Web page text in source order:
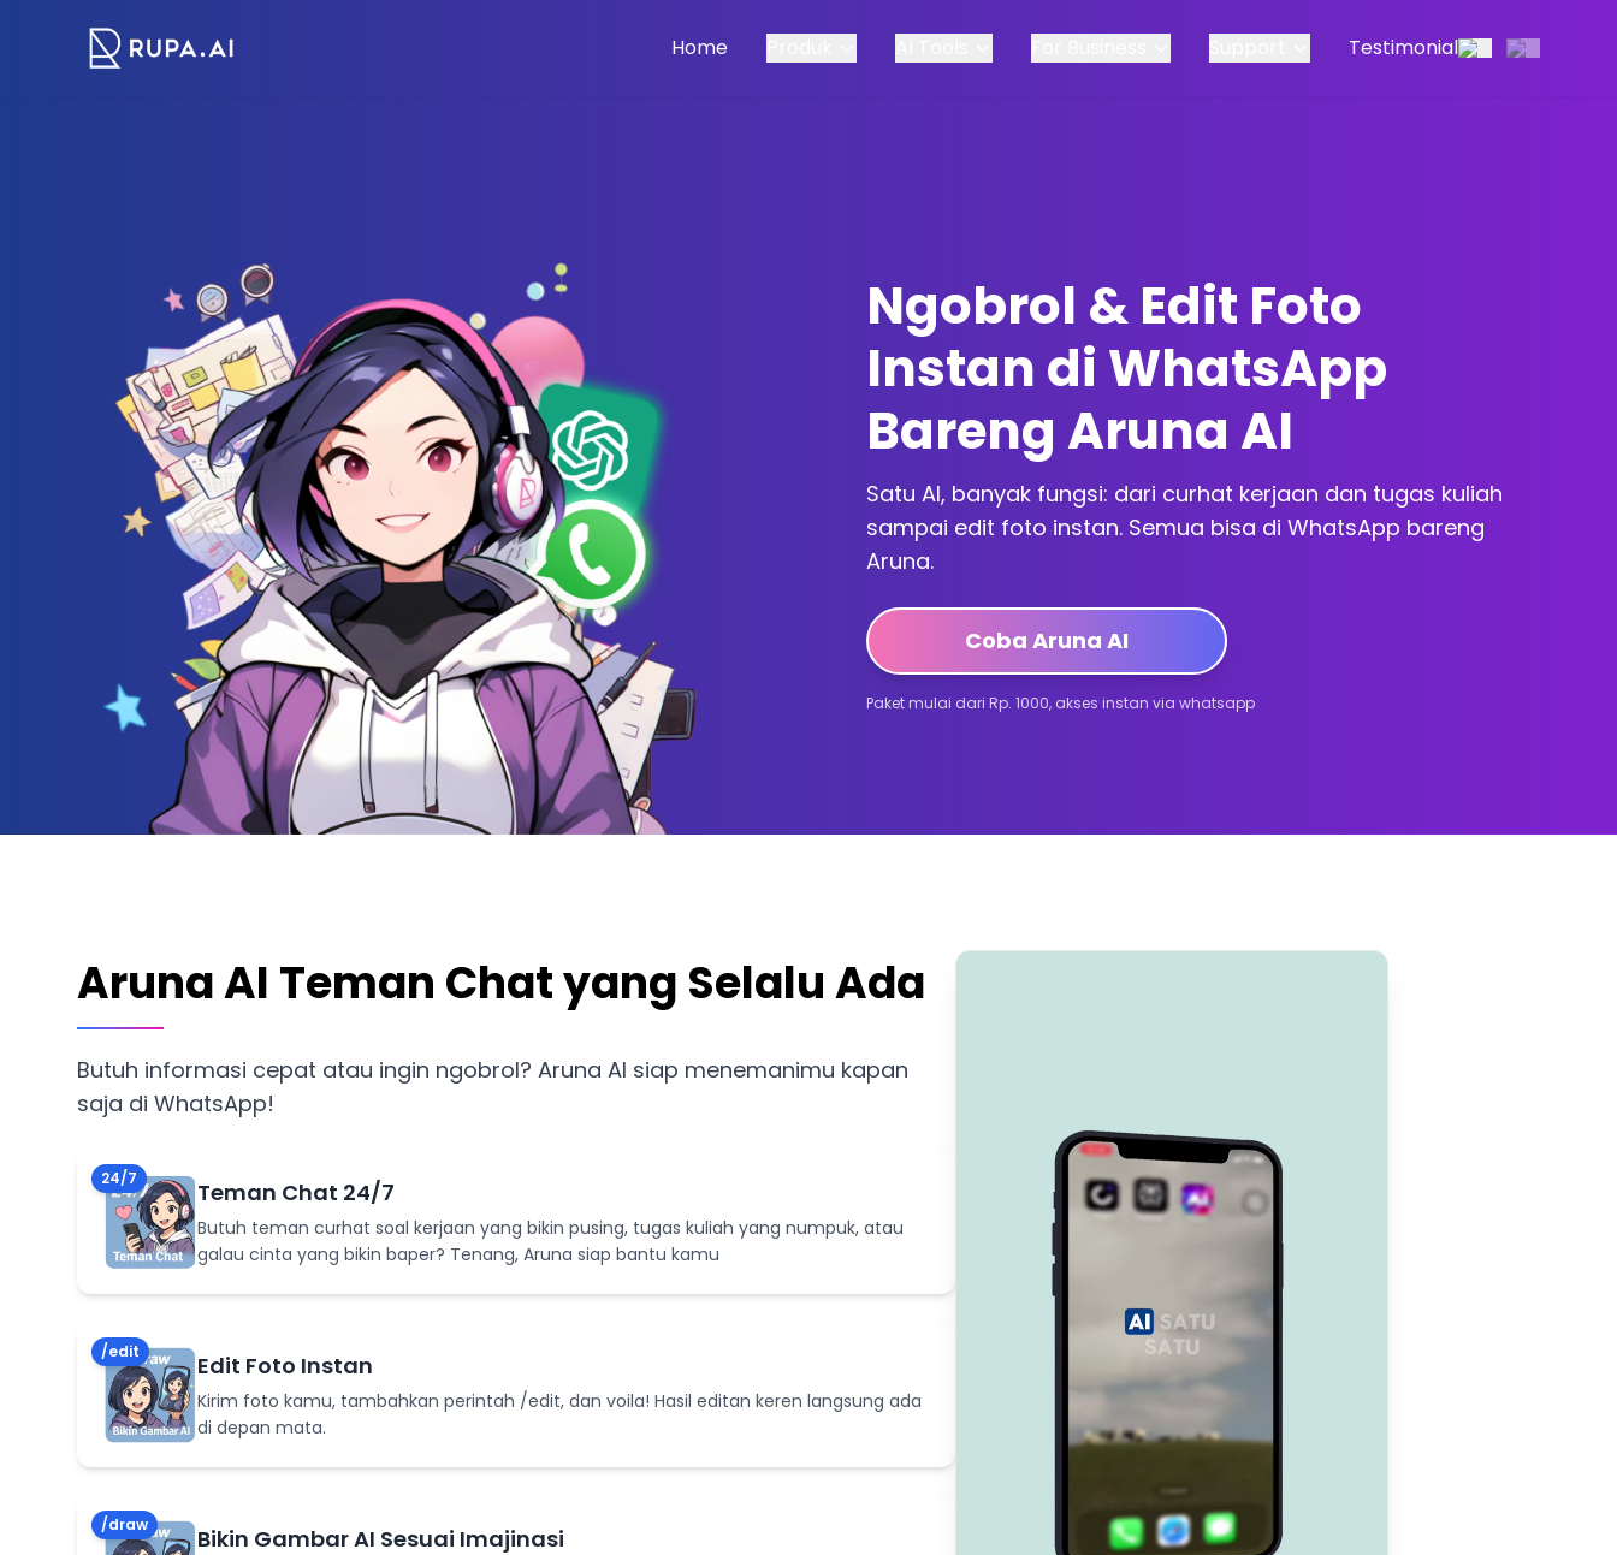
Home Testimonial
Ngobrol & Edit Foto
Instan di WhatsApp
Bareng Aruna AI
Satu AI, banyak fungsi: dari curhat kerjaan dan tugas kuliah
sampai edit foto instan. Semua bisa di WhatsApp bareng
Aruna.
Coba Aruna AI
Paket mulai dari Rp. 1000, akses instan via whatsapp
Aruna AI Teman Chat yang Selalu Ada
Butuh informasi cepat atau ingin ngobrol? Aruna AI siap menemanimu kapan
saja di WhatsApp!
24/7 Teman Chat 24/7
Butuh teman curhat soal kerjaan yang bikin pusing, tugas kuliah yang numpuk, atau
galau cinta yang bikin baper? Tenang, Aruna siap bantu kamu
/edit Edit Foto Instan
Kirim foto kamu, tambahkan perintah /edit, dan voila! Hasil editan keren langsung ada
di depan mata.
/draw Bikin Gambar AI Sesuai Imajinasi